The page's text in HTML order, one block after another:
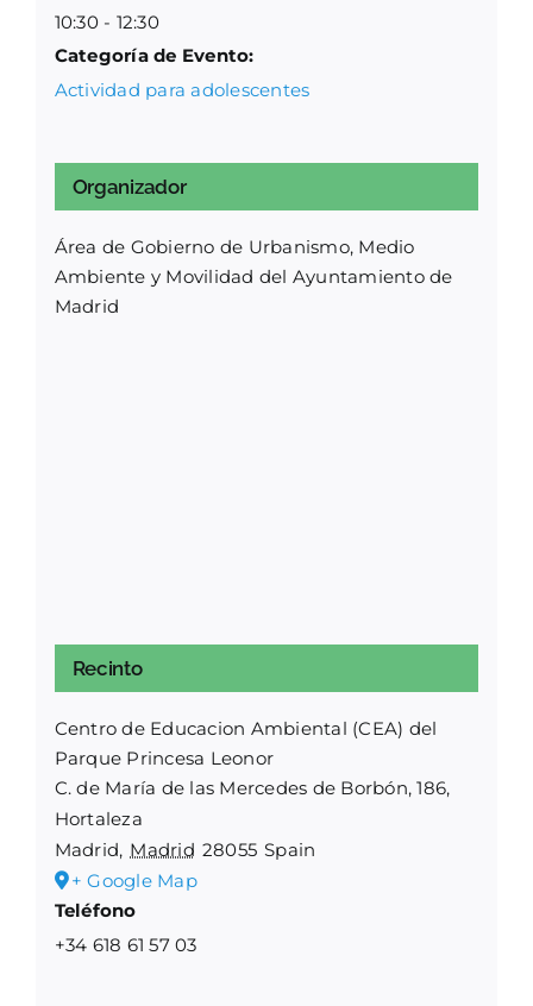
10:30 - 12:30
Categoría de Evento:
Actividad para adolescentes
Organizador
Área de Gobierno de Urbanismo, Medio
Ambiente y Movilidad del Ayuntamiento de
Madrid
Recinto
Centro de Educacion Ambiental (CEA) del
Parque Princesa Leonor
C. de María de las Mercedes de Borbón, 186,
Hortaleza
Madrid, Madrid 28055 Spain
+ Google Map
Teléfono
+34 618 61 57 03